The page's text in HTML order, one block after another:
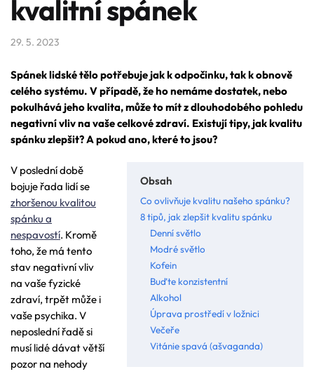
kvalitní spánek
29. 5. 2023
Spánek lidské tělo potřebuje jak k odpočinku, tak k obnově
celého systému. V případě, že ho nemáme dostatek, nebo
pokulhává jeho kvalita, může to mít z dlouhodobého pohledu
negativní vliv na vaše celkové zdraví. Existují tipy, jak kvalitu
spánku zlepšit? A pokud ano, které to jsou?
Obsah
Co ovlivňuje kvalitu našeho spánku?
8 tipů, jak zlepšit kvalitu spánku
Denní světlo
Modré světlo
Kofein
Buďte konzistentní
Alkohol
Úprava prostředí v ložnici
Večeře
Vitánie spavá (ašvaganda)
V poslední době
bojuje řada lidí se
zhoršenou kvalitou
spánku a
nespavostí. Kromě
toho, že má tento
stav negativní vliv
na vaše fyzické
zdraví, trpět může i
vaše psychika. V
neposlední řadě si
musí lidé dávat větší
pozor na nehody